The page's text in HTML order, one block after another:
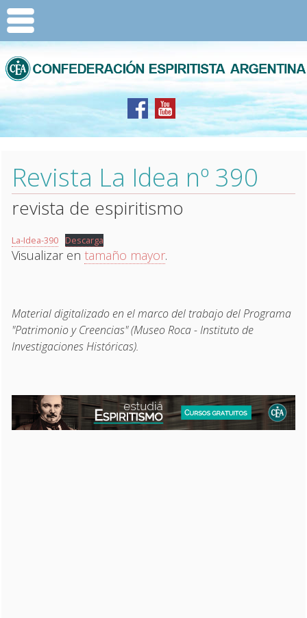
Revista La Idea nº 390
revista de espiritismo
La-Idea-390 Descarga
Visualizar entamaño mayor.
Material digitalizado en el marco del trabajo del Programa
"Patrimonio y Creencias" (Museo Roca - Instituto de
Investigaciones Históricas).